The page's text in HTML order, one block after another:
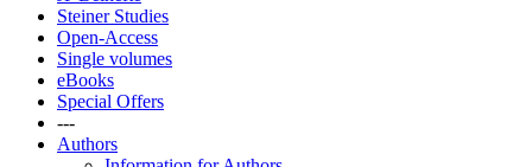
Steiner Studies
Open-Access
Single volumes
eBooks
Special Offers
---
Authors